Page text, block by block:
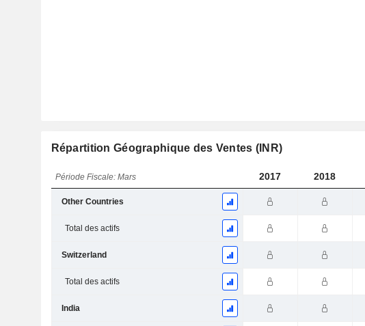
Répartition Géographique des Ventes (INR)
Période Fiscale: Mars 2017 2018
Other Countries
Total des actifs
Switzerland
Total des actifs
India